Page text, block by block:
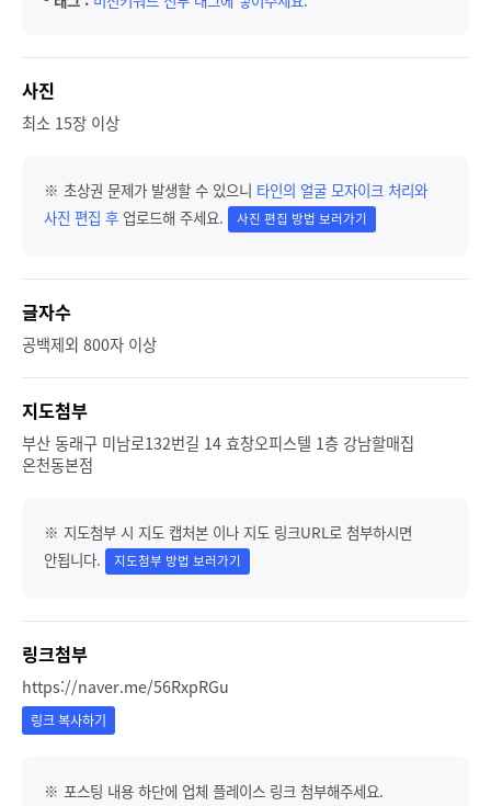
사진
최소 15장 이상
※ 초상권 문제가 발생할 수 있으니 타인의 얼굴 모자이크 처리와
사진 편집 후 업로드해 주세요. 사진 편집 방법 보러가기
글자수
공백제외 800자 이상
지도첨부
부산 동래구 미남로132번길 14 효창오피스텔 1층 강남할매집
온천동본점
※ 지도첨부 시 지도 캡처본 이나 지도 링크URL로 첨부하시면
안됩니다.
지도첨부 방법 보러가기
링크첨부
https://naver.me/56RxpRGu
링크 복사하기
※ 포스팅 내용 하단에 업체 플레이스 링크 첨부해주세요.